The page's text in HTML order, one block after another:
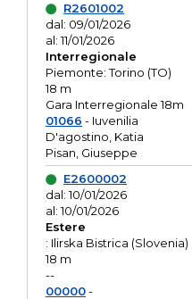
R2601002
dal: 09/01/2026
al: 11/01/2026
Interregionale
Piemonte: Torino (TO)
18 m
Gara Interregionale 18m
01066 - Iuvenilia
D'agostino, Katia
Pisan, Giuseppe
E2600002
dal: 10/01/2026
al: 10/01/2026
Estere
: Ilirska Bistrica (Slovenia)
18 m
--
00000-